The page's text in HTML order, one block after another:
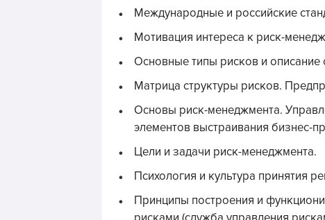
Международные и российские
Мотивация интереса к риск-
Основные типы рисков и описание
Матрица структуры рисков.
Основы риск-менеджмента.
элементов выстраивания бизнес-
Цели и задачи риск-менеджмента.
Психология и культура принятия
Принципы построения и